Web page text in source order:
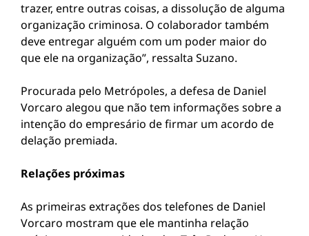
trazer, entre outras coisas, a dissolução de alguma
organização criminosa. O colaborador também
deve entregar alguém com um poder maior do
que ele na organização”, ressalta Suzano.
Procurada pelo Metrópoles, a defesa de Daniel
Vorcaro alegou que não tem informações sobre a
intenção do empresário de firmar um acordo de
delação premiada.
Relações próximas
As primeiras extrações dos telefones de Daniel
Vorcaro mostram que ele mantinha relação